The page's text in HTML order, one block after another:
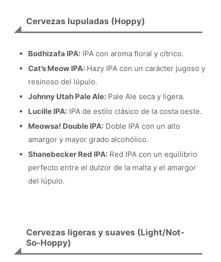
Cervezas lupuladas (Hoppy)
Bodhizafa IPA: IPA con aroma floral y cítrico.
Cat’s Meow IPA: Hazy IPA con un carácter jugoso y
resinoso del lúpulo.
Johnny Utah Pale Ale: Pale Ale seca y ligera.
Lucille IPA: IPA de estilo clásico de la costa oeste.
Meowsa! Double IPA: Doble IPA con un alto
amargor y mayor grado alcohólico.
Shanebecker Red IPA: Red IPA con un equilibrio
perfecto entre el dulzor de la malta y el amargor
del lúpulo.
Cervezas ligeras y suaves (Light/Not-
So-Hoppy)